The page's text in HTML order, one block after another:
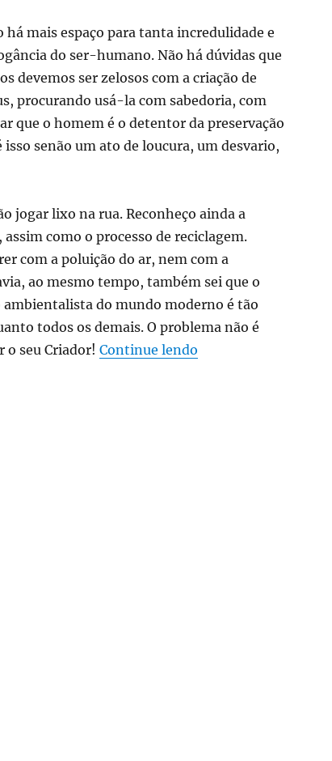
há mais espaço para tanta incredulidade e
do ser-humano. Não há dúvidas que
devemos ser zelosos com a criação de
procurando usá-la com sabedoria, com
que o homem é o detentor da preservação
senão um ato de loucura, um desvario,
jogar lixo na rua. Reconheço ainda a
como o processo de reciclagem.
com a poluição do ar, nem com a
ao mesmo tempo, também sei que o
do mundo moderno é tão
todos os demais. O problema não é
o seu Criador! Continue lendo“Sustentabilidade”